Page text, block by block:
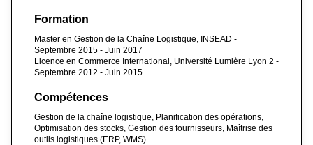
Formation
Master en Gestion de la Chaîne Logistique, INSEAD -
Septembre 2015 - Juin 2017
Licence en Commerce International, Université Lumière Lyon 2 -
Septembre 2012 - Juin 2015
Compétences
Gestion de la chaîne logistique, Planification des opérations,
Optimisation des stocks, Gestion des fournisseurs, Maîtrise des
outils logistiques (ERP, WMS)